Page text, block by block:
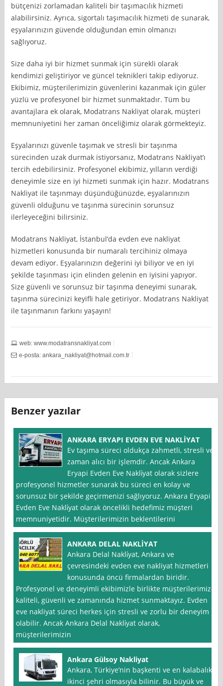
bütçenizi zorlamadan kaliteli bir taşımacılık hizmeti
alabilirsiniz. Ayrıca, sigortalı taşımacılık hizmeti de sunarak,
eşyalarınızın güvende olduğundan emin olmanızı
sağlıyoruz.
Size daha iyi bir hizmet sunmak için sürekli olarak
kendimizi geliştiriyor ve güncel teknikleri takip ediyoruz.
Ekibimiz, müşterilerimizin güvenlerini kazanmak için güler
yüzlü ve profesyonel bir hizmet sunmaktadır. Tüm bu
avantajlara ek olarak, Modatrans Nakliyat olarak, müşteri
memnuniyetini her zaman önceliğimiz olarak görmekteyiz.
Eşyalarınızı güvenle taşımak ve stresli bir taşınma
sürecinden uzak durmak istiyorsanız, Modatrans Nakliyat’ı
tercih edebilirsiniz. Profesyonel ekibimiz, yılların verdiği
deneyimle size en iyi hizmeti sunmak için hazır. Modatrans
Nakliyat ile taşınmayı düşündüğünüzde, eşyalarınızın
güvenli olduğunu ve taşınma sürecinin sorunsuz
ilerleyeceğini bilirsiniz.
Modatrans Nakliyat, İstanbul’da evden eve nakliyat
hizmetleri konusunda bir numaralı tercihiniz olmaya
devam ediyor. Eşyalarınızın değerini iyi biliyor ve en iyi
şekilde taşınması için elinden gelenin en iyisini yapıyor.
Size güvenli ve sorunsuz bir taşınma deneyimi sunarak,
taşınma sürecinizi keyifli hale getiriyor. Modatrans Nakliyat
ile taşınmanın farkını yaşayın!
web: www.modatransnakliyat.com
e-posta:ankara_nakliyat@hotmail.com.tr
Benzer yazılar
ANKARA ERYAPI EVDEN EVE NAKLİYAT
Ev taşıma süreci oldukça zahmetli, stresli ve
zaman alıcı bir işlemdir. Ancak Ankara
Eryapi Evden Eve Nakli̇yat olarak sizlere
profesyonel hizmetler sunarak bu süreci en kolay ve
sorunsuz bir şekilde geçirmenizi sağlıyoruz. Ankara Eryapi
Evden Eve Nakli̇yat olarak öncelikli hedefimiz müşteri
memnuniyetidir. Müşterilerimizin beklentilerini
ANKARA DELAL NAKLİYAT
Ankara Delal Nakli̇yat, Ankara ve
çevresindeki evden eve nakliyat hizmetleri
konusunda öncü firmalardan biridir.
Profesyonel ve deneyimli ekibimizle birlikte müşterilerimize
kaliteli, güvenli ve zamanında hizmet sunmaktayız. Evden
eve nakliyat süreci herkes için stresli ve zorlu bir deneyim
olabilir. Ancak Ankara Delal Nakli̇yat olarak,
müşterilerimizin
Ankara Gülsoy Nakliyat
Ankara, Türkiye’nin başkenti ve en kalabalık
ikinci şehri olmasıyla bilinir. Bu büyük ve